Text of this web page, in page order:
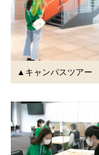
▲キャンパスツアー